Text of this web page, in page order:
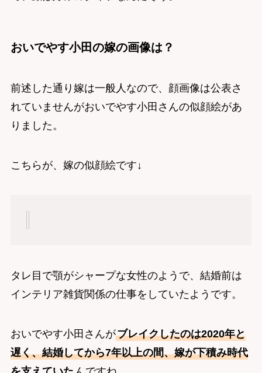
おいでやす小田の嫁の画像は？
前述した通り嫁は一般人なので、顔画像は公表さ
れていませんがおいでやす小田さんの似顔絵があ
りました。
こちらが、嫁の似顔絵です↓
タレ目で顎がシャープな女性のようで、結婚前は
インテリア雑貨関係の仕事をしていたようです。
おいでやす小田さんがブレイクしたのは2020年と
遅く、結婚してから7年以上の間、嫁が下積み時代